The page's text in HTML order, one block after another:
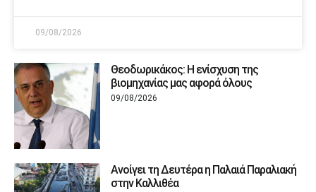
09/08/2026
Θεοδωρικάκος: Η ενίσχυση της
βιομηχανίας μας αφορά όλους
09/08/2026
Ανοίγει τη Δευτέρα η Παλαιά Παραλιακή
στην Καλλιθέα